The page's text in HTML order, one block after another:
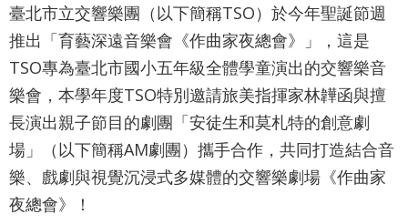
新
消
息
文
宣
品
及
出
版
臺北市立交響樂團（以下簡稱TSO）於今年聖誕節週
推出「育藝深遠音樂會《作曲家夜總會》」，這是
TSO專為臺北市國小五年級全體學童演出的交響樂音
樂會，本學年度TSO特別邀請旅美指揮家林韡函與擅
長演出親子節目的劇團「安徒生和莫札特的創意劇
場」（以下簡稱AM劇團）攜手合作，共同打造結合音
樂、戲劇與視覺沉浸式多媒體的交響樂劇場《作曲家
夜總會》！